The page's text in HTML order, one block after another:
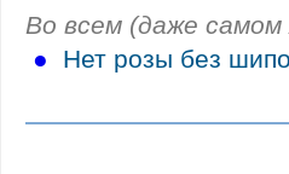
Во всем (даже
●
Нет розы без